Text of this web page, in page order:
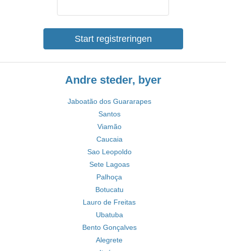
Start registreringen
Andre steder, byer
Jaboatão dos Guararapes
Santos
Viamão
Caucaia
Sao Leopoldo
Sete Lagoas
Palhoça
Botucatu
Lauro de Freitas
Ubatuba
Bento Gonçalves
Alegrete